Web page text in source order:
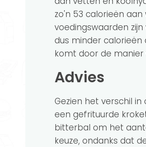
zo'n 53 calorieën
voedingswaarden
dus minder
komt door de manier
Advies
Gezien het verschil
een gefrituurde
bitterbal om het
keuze, ondanks dat